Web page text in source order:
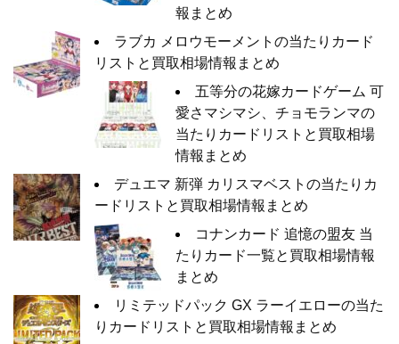
報まとめ
ラブカ メロウモーメントの当たりカード
リストと買取相場情報まとめ
五等分の花嫁カードゲーム 可
愛さマシマシ、チョモランマの
当たりカードリストと買取相場
情報まとめ
デュエマ 新弾 カリスマベストの当たりカ
ードリストと買取相場情報まとめ
コナンカード 追憶の盟友 当
たりカード一覧と買取相場情報
まとめ
リミテッドパック GX ラーイエローの当た
りカードリストと買取相場情報まとめ